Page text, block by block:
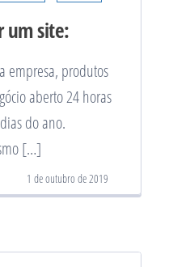
um site:
empresa, produtos
aberto 24 horas
do ano.
[…]
1 de outubro de 2019